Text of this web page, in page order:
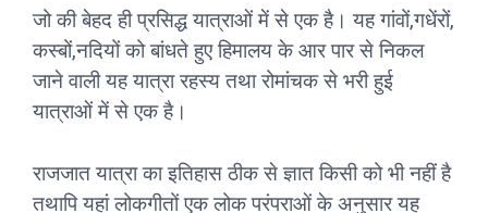
जो की बेहद ही प्रसिद्ध यात्राओं में से एक है। यह गांवों,गधेंरों,
कस्बों,नदियों को बांधते हुए हिमालय के आर पार से निकल
जाने वाली यह यात्रा रहस्य तथा रोमांचक से भरी हुई
यात्राओं में से एक है।
राजजात यात्रा का इतिहास ठीक से ज्ञात किसी को भी नहीं है
तथापि यहां लोकगीतों एक लोक परंपराओं के अनुसार यह